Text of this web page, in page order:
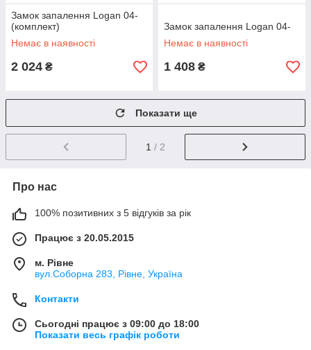
Замок запалення Logan 04-
(комплект)
Немає в наявності
2 024 ₴
Замок запалення Logan 04-
Немає в наявності
1 408 ₴
Показати ще
1 / 2
Про нас
100% позитивних з 5 відгуків за рік
Працює з 20.05.2015
м. Рівне
вул.Соборна 283, Рівне, Україна
Контакти
Сьогодні працює з 09:00 до 18:00
Показати весь графік роботи